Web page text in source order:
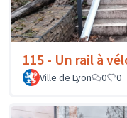
115 - Un rail à
Ville de Lyon
0 0